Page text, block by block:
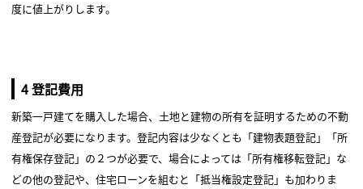
度に値上がりします。
4 登記費用
新築一戸建てを購入した場合、土地と建物の所有を証明するための不動
産登記が必要になります。登記内容は少なくとも「建物表題登記」「所
有権保存登記」の２つが必要で、場合によっては「所有権移転登記」な
どの他の登記や、住宅ローンを組むと「抵当権設定登記」も加わりま